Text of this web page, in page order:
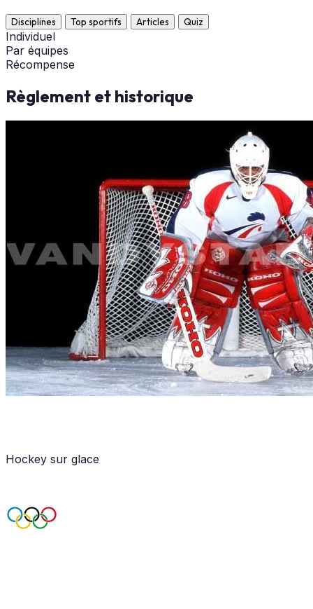
Disciplines Top sportifs Articles Quiz
Individuel
Par équipes
Récompense
Règlement et historique
Hockey sur glace